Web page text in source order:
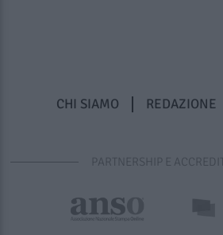
CHI SIAMO REDAZIONE
PARTNERSHIP E